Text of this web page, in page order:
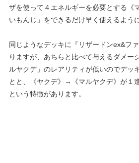
ザを使って４エネルギーを必要とする《
いもんじ」をできるだけ早く使えるよう
同じようなデッキに『リザードンex&フ
りますが、あちらと比べて与えるダメー
ルヤクデ」のレアリティが低いのでデッ
とと、《ヤクデ》→《マルヤクデ》が１
という特徴があります。